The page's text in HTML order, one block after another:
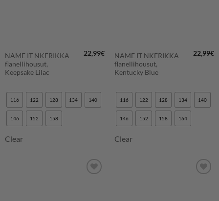
NAME IT NKFRIKKA
flanellihousut,
Keepsake Lilac
22,99€
116 122 128 134 140
146 152 158
Clear
NAME IT NKFRIKKA
flanellihousut,
Kentucky Blue
22,99€
116 122 128 134 140
146 152 158 164
Clear